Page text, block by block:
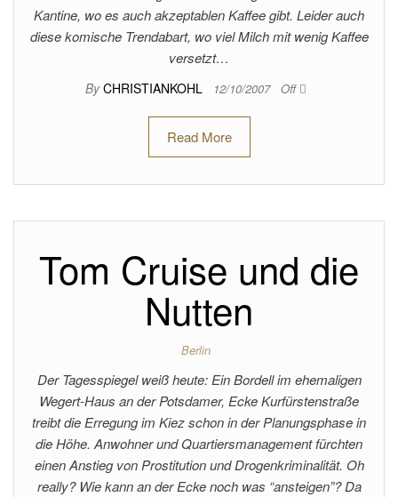
Kantine, wo es auch akzeptablen Kaffee gibt. Leider auch
diese komische Trendabart, wo viel Milch mit wenig Kaffee
versetzt…
By CHRISTIANKOHL 12/10/2007 Off
Read More
Tom Cruise und die
Nutten
Berlin
Der Tagesspiegel weiß heute: Ein Bordell im ehemaligen
Wegert-Haus an der Potsdamer, Ecke Kurfürstenstraße
treibt die Erregung im Kiez schon in der Planungsphase in
die Höhe. Anwohner und Quartiersmanagement fürchten
einen Anstieg von Prostitution und Drogenkriminalität. Oh
really? Wie kann an der Ecke noch was “ansteigen”? Da